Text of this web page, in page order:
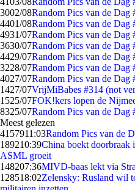
3002/08Random Pics van de Dag
4401/08Random Pics van de Dag
4931/07Random Pics van de Dag
3630/07Random Pics van de Dag
4429/07Random Pics van de Dag
3228/07Random Pics van de Dag
4027/07Random Pics van de Dag
1427/07VrijMiBabes #314 (not
1525/07FOK!kers lopen de
8325/07Random Pics van de Dag
Meest gelezen
4157911:03Random Pics van de
189210:39China boekt doorbraak
ASML groeit
148207:36MIVD-baas lekt via
128518:02Zelensky: Rusland wil